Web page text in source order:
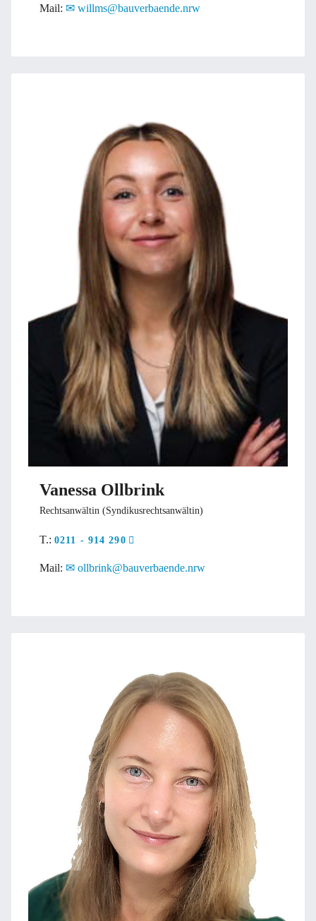
Mail: willms@bauverbaende.nrw
Vanessa Ollbrink
Rechtsanwältin (Syndikusrechtsanwältin)
T.: 0211 - 914 290
Mail: ollbrink@bauverbaende.nrw